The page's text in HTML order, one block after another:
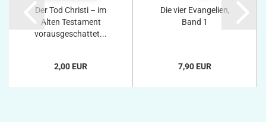
Der Tod Christi – im
Alten Testament
vorausgeschattet...
2,00 EUR
Die vier Evangelien,
Band 1
7,90 EUR